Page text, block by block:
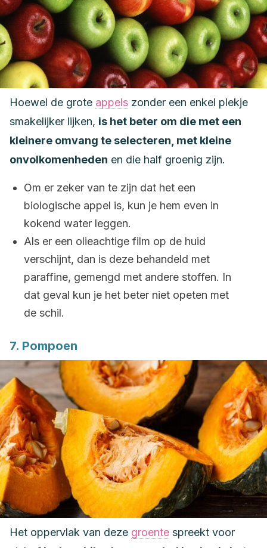
Hoewel de grote appels zonder een enkel plekje
smakelijker lijken, is het beter om die met een
kleinere omvang te selecteren, met kleine
onvolkomenheden en die half groenig zijn.
Om er zeker van te zijn dat het een
biologische appel is, kun je hem even in
kokend water leggen.
Als er een olieachtige film op de huid
verschijnt, dan is deze behandeld met
paraffine, gemengd met andere stoffen. In
dat geval kun je het beter niet opeten met
de schil.
7. Pompoen
Het oppervlak van deze groente spreekt voor